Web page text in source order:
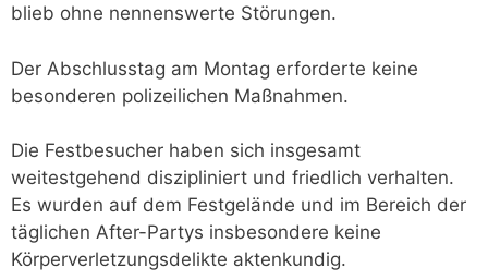
blieb ohne nennenswerte Störungen.
Der Abschlusstag am Montag erforderte keine
besonderen polizeilichen Maßnahmen.
Die Festbesucher haben sich insgesamt
weitestgehend diszipliniert und friedlich verhalten.
Es wurden auf dem Festgelände und im Bereich der
täglichen After-Partys insbesondere keine
Körperverletzungsdelikte aktenkundig.